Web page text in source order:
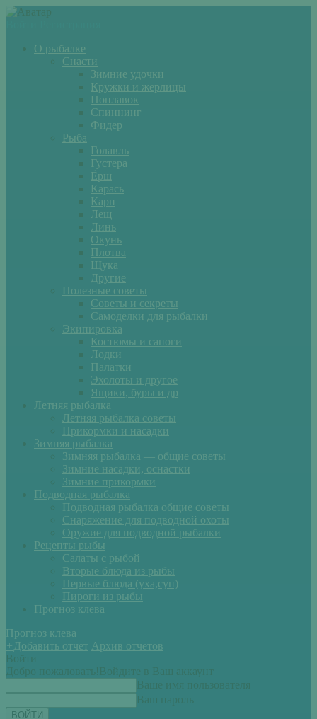
О рыбалке
Снасти
Зимние удочки
Кружки и жерлицы
Поплавок
Спиннинг
Фидер
Рыба
Голавль
Густера
Ёрш
Карась
Карп
Лещ
Линь
Окунь
Плотва
Щука
Другие
Полезные советы
Советы и секреты
Самоделки для рыбалки
Экипировка
Костюмы и сапоги
Лодки
Палатки
Эхолоты и другое
Ящики, буры и др
Летняя рыбалка
Летняя рыбалка советы
Прикормки и насадки
Зимняя рыбалка
Зимняя рыбалка — общие советы
Зимние насадки, оснастки
Зимние прикормки
Подводная рыбалка
Подводная рыбалка общие советы
Снаряжение для подводной охоты
Оружие для подводной рыбалки
Рецепты рыбы
Салаты с рыбой
Вторые блюда из рыбы
Первые блюда (уха,суп)
Пироги из рыбы
Прогноз клева
Прогноз клева
+ Добавить отчет Архив отчетов
Войти
Добро пожаловать! Войдите в Ваш аккаунт
Ваше имя пользователя
Ваш пароль